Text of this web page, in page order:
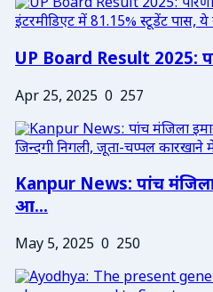
UP Board Result 2025:
Apr 25, 2025 0 257
Kanpur News: पांच
आ...
May 5, 2025 0 250